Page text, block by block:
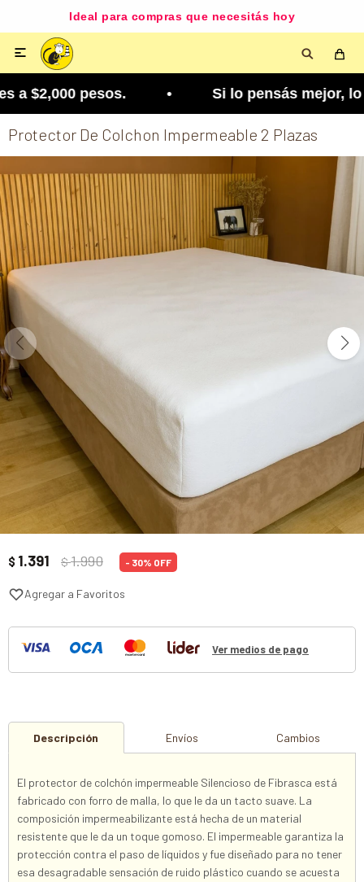
Ideal para compras que necesitás hoy

a $2,000 pesos. • Si lo pensás mejor, lo
Protector De Colchon Impermeable 2 Plazas
$ 1.391 $1.990 30
Ver medios de pago
Descripción Envíos Cambios
El protector de colchón impermeable Silencioso de Fibrasca está
fabricado con forro de malla, lo que le da un tacto suave. La
composición impermeabilizante está hecha de un material
resistente que le da un toque gomoso. El impermeable garantiza la
protección contra el paso de líquidos y fue diseñado para no tener
esa desagradable sensación de ruido plástico cuando se acuesta